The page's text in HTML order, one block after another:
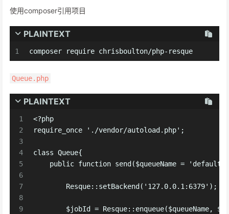
使用composer引用项目
PLAINTEXT
1 composer require chrisboulton/php-resque
Queue.php
PLAINTEXT
1
2
3
4
5
6
7
8
9
<?php
require_once './vendor/autoload.php';
class Queue{
public function send($queueName =
        Resque::setBackend('127.0.0.1:6379');
$jobId = Resque::enqueue($queueName,